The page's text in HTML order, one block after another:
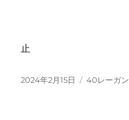
止
投
2024年2月15日
カ
40レーガン